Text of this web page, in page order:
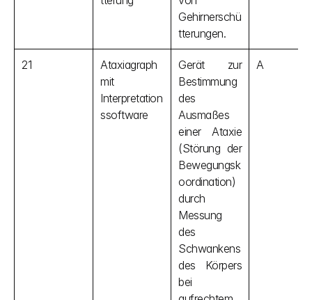
Gehirnerschü
tterungen.
21
Ataxiagraph
mit
Interpretation
ssoftware
Gerät zur
Bestimmung
des
Ausmaßes
einer Ataxie
(Störung der
Bewegungsk
oordination)
durch
Messung
des
Schwankens
des Körpers
bei
A